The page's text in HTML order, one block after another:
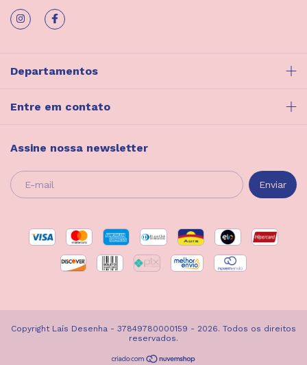
Departamentos
Entre em contato
Assine nossa newsletter
Copyright Laís Desenha - 37849780000159 - 2026. Todos os direitos
reservados.